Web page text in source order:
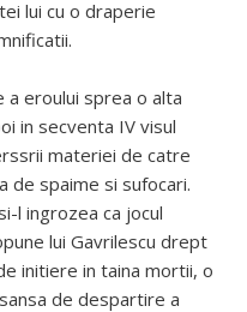
lui cu o draperie
a eroului sprea o alta
in secventa IV visul
materiei de catre
spaime si sufocari.
l ingrozea ca jocul
lui Gavrilescu drept
initiere in taina mortii, o
de despartire a